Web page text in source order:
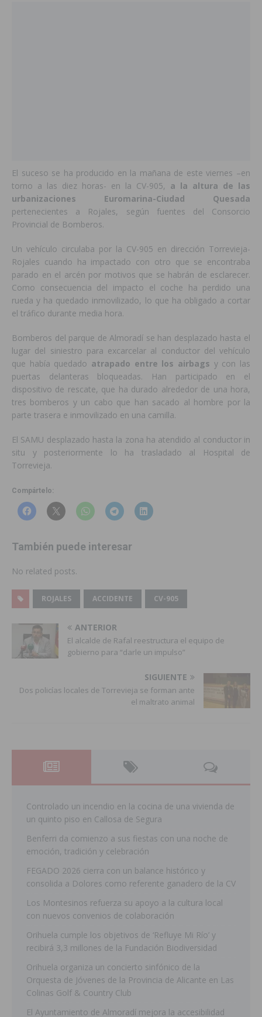
El suceso se ha producido en la mañana de este viernes –en
torno a las diez horas- en la CV-905, a la altura de las
urbanizaciones Euromarina-Ciudad Quesada
pertenecientes a Rojales, según fuentes del Consorcio
Provincial de Bomberos.
Un vehículo circulaba por la CV-905 en dirección Torrevieja-
Rojales cuando ha impactado con otro que se encontraba
parado en el arcén por motivos que se habrán de esclarecer.
Como consecuencia del impacto el coche ha perdido una
rueda y ha quedado inmovilizado, lo que ha obligado a cortar
el tráfico durante media hora.
Bomberos del parque de Almoradí se han desplazado hasta el
lugar del siniestro para excarcelar al conductor del vehículo
que había quedado atrapado entre los airbags y con las
puertas delanteras bloqueadas. Han participado en el
dispositivo de rescate, que ha durado alrededor de una hora,
tres bomberos y un cabo que han sacado al hombre por la
parte trasera e inmovilizado en una camilla.
El SAMU desplazado hasta la zona ha atendido al conductor in
situ y posteriormente lo ha trasladado al Hospital de
Torrevieja.
Compártelo:
También puede interesar
No related posts.
ROJALES ACCIDENTE CV-905
ANTERIOR
El alcalde de Rafal reestructura el equipo de
gobierno para “darle un impulso”
SIGUIENTE
Dos policías locales de Torrevieja se forman ante
el maltrato animal
Controlado un incendio en la cocina de una vivienda de
un quinto piso en Callosa de Segura
Benferri da comienzo a sus fiestas con una noche de
emoción, tradición y celebración
FEGADO 2026 cierra con un balance histórico y
consolida a Dolores como referente ganadero de la CV
Los Montesinos refuerza su apoyo a la cultura local
con nuevos convenios de colaboración
Orihuela cumple los objetivos de ‘Refluye Mi Río’ y
recibirá 3,3 millones de la Fundación Biodiversidad
Orihuela organiza un concierto sinfónico de la
Orquesta de Jóvenes de la Provincia de Alicante en Las
Colinas Golf & Country Club
El Ayuntamiento de Almoradí mejora la accesibilidad